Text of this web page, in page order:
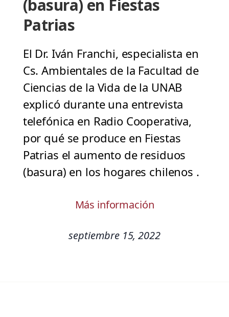
(basura) en Fiestas
Patrias
El Dr. Iván Franchi, especialista en
Cs. Ambientales de la Facultad de
Ciencias de la Vida de la UNAB
explicó durante una entrevista
telefónica en Radio Cooperativa,
por qué se produce en Fiestas
Patrias el aumento de residuos
(basura) en los hogares chilenos .
Más información
septiembre 15, 2022